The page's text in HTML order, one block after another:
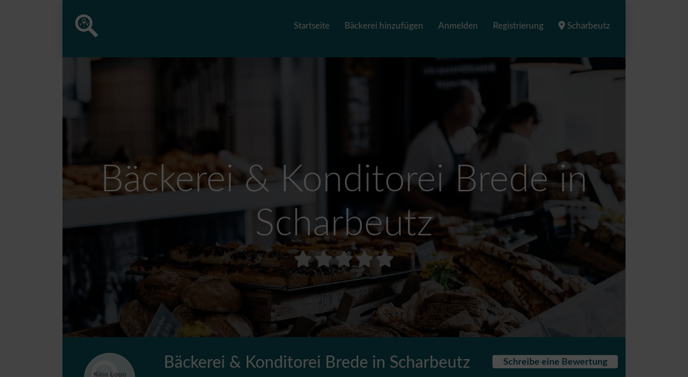
Startseite Bäckerei hinzufügen Anmelden Registrierung Scharbeutz
Bäckerei & Konditorei Brede in
Scharbeutz
Bäckerei & Konditorei Brede in Scharbeutz Schreibe eine Bewertung